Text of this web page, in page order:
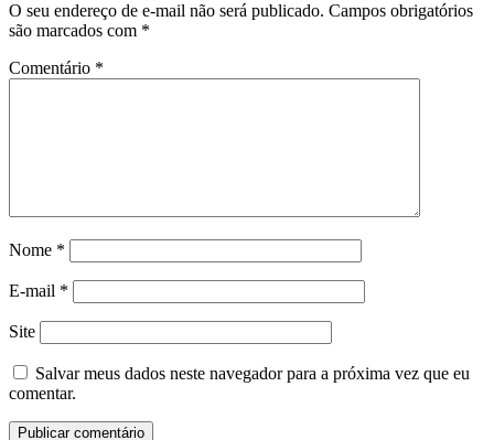
O seu endereço de e-mail não será publicado. Campos obrigatórios
são marcados com *
Comentário *
Nome *
E-mail *
Site
Salvar meus dados neste navegador para a próxima vez que eu
comentar.